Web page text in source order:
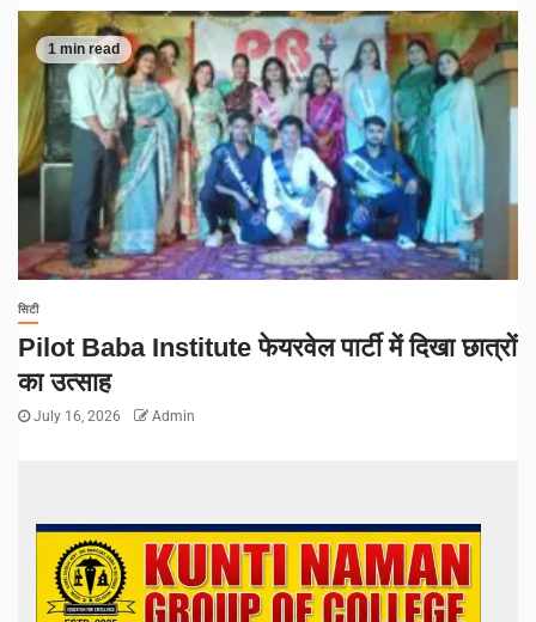
1 min read
सिटी
Pilot Baba Institute फेयरवेल पार्टी में दिखा छात्रों
का उत्साह
July 16, 2026 Admin